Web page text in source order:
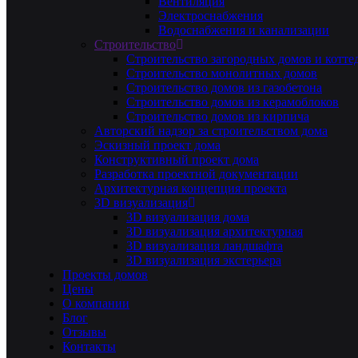
Электроснабжения
Водоснабжения и канализации
Строительство
Строительство загородных домов и
Строительство монолитных домов
Строительство домов из газобетона
Строительство домов из керамоблоков
Строительство домов из кирпича
Авторский надзор за строительством дома
Эскизный проект дома
Конструктивный проект дома
Разработка проектной документации
Архитектурная концепция проекта
3D визуализация
3D визуализация дома
3D визуализация архитектурная
3D визуализация ландшафта
3D визуализация экстерьера
Проекты домов
Цены
О компании
Блог
Отзывы
Контакты